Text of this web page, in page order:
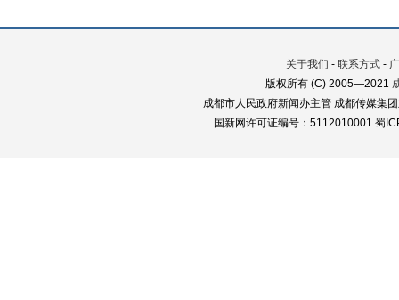
关于我们 - 联系方式 -
版权所有 (C) 2005—2021
成都市人民政府新闻办主管 成都传媒集
国新网许可证编号：5112010001 蜀